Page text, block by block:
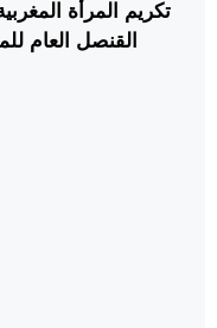
تكريم المرأة
القنصل العام